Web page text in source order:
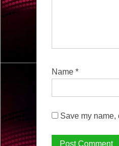
Name *
Save my name,